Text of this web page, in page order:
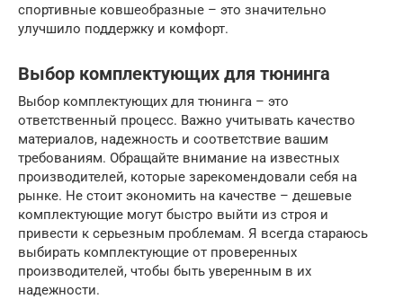
спортивные ковшеобразные – это значительно
улучшило поддержку и комфорт.
Выбор комплектующих для тюнинга
Выбор комплектующих для тюнинга – это
ответственный процесс. Важно учитывать качество
материалов, надежность и соответствие вашим
требованиям. Обращайте внимание на известных
производителей, которые зарекомендовали себя на
рынке. Не стоит экономить на качестве – дешевые
комплектующие могут быстро выйти из строя и
привести к серьезным проблемам. Я всегда стараюсь
выбирать комплектующие от проверенных
производителей, чтобы быть уверенным в их
надежности.